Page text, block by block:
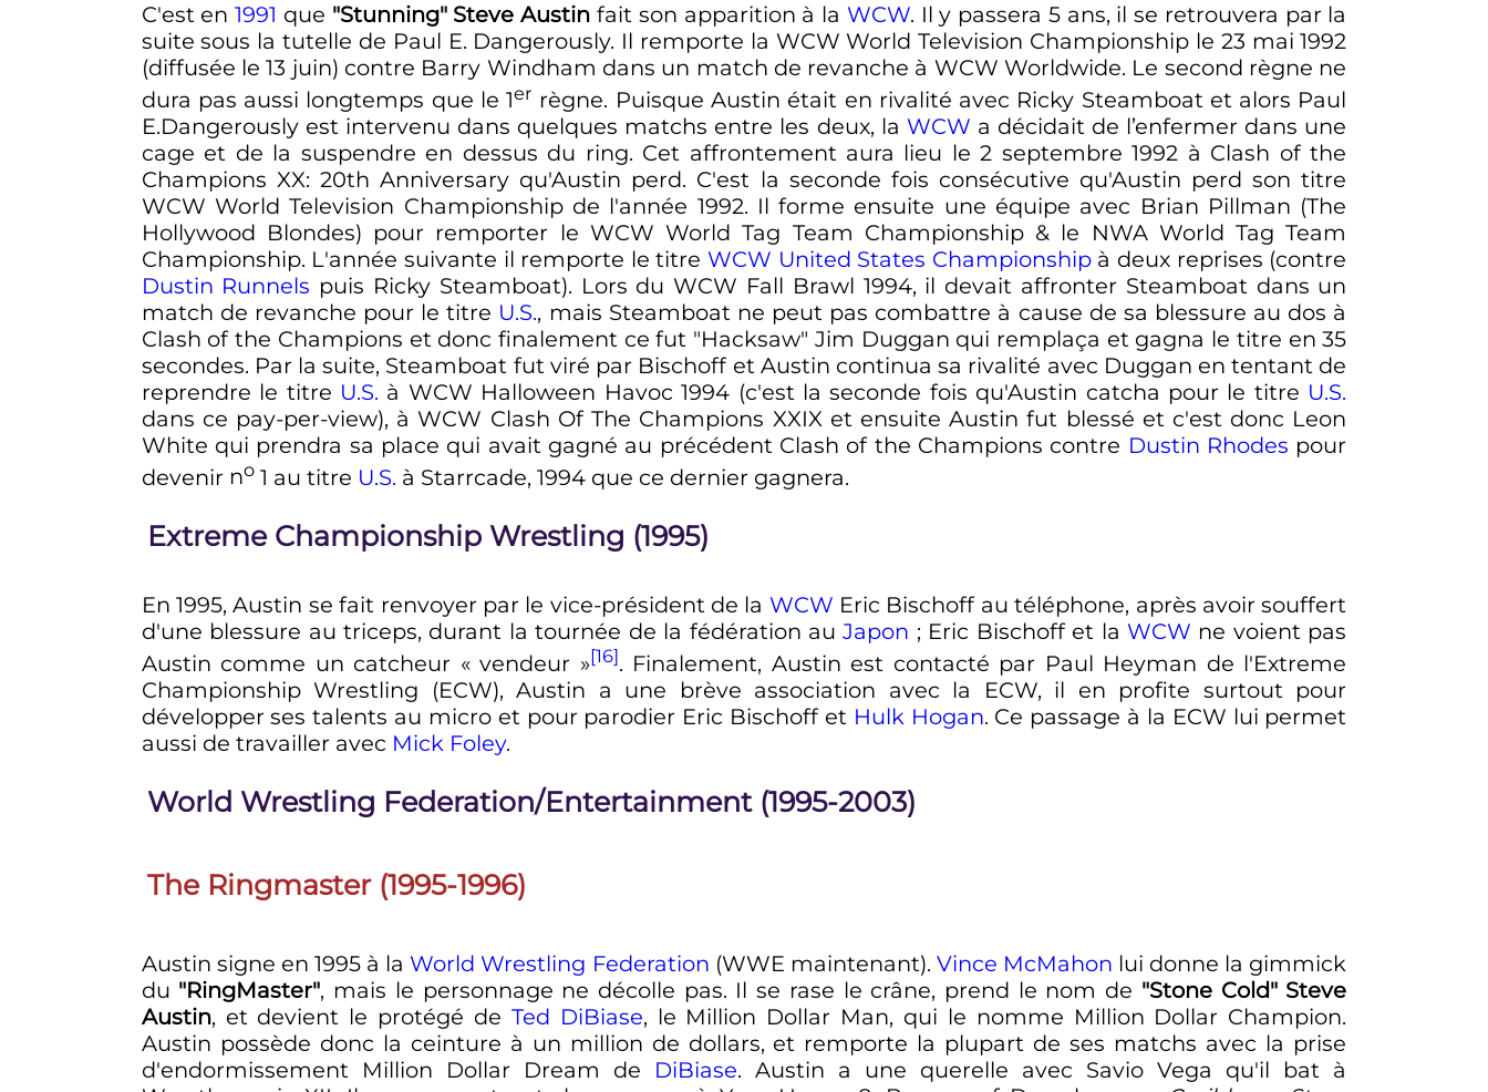
C'est en1991 que "Stunning" Steve Austin fait son apparition à la WCW. Il y passera 5 ans, il se retrouvera par la
suite sous la tutelle de Paul E. Dangerously. Il remporte la WCW World Television Championship le 23 mai 1992
(diffusée le13 juin) contre Barry Windham dans un match de revanche à WCW Worldwide. Le second règne ne
dura pas aussi longtemps que le1er règne. Puisque Austin était en rivalité avec Ricky Steamboat et alors Paul
E.Dangerously est intervenu dans quelques matchs entre les deux, la WCW a décidait de l’enfermer dans une
cage et de la suspendre en dessus du ring. Cet affrontement aura lieu le2 septembre 1992 à Clash of the
Champions XX: 20th Anniversary qu'Austin perd. C'est la seconde fois consécutive qu'Austin perd son titre
WCW World Television Championship de l'année 1992. Il forme ensuite une équipe avec Brian Pillman (The
Hollywood Blondes) pour remporter le WCW World Tag Team Championship & le NWA World Tag Team
Championship. L'année suivante il remporte le titre WCW United States Championshipà deux reprises (contre
Dustin Runnels puis Ricky Steamboat). Lors du WCW Fall Brawl 1994, il devait affronter Steamboat dans un
match de revanche pour le titre U.S., mais Steamboat ne peut pas combattre à cause de sa blessure au dos à
Clash of the Champions et donc finalement ce fut "Hacksaw" Jim Duggan qui remplaça et gagna le titre en 35
secondes. Par la suite, Steamboat fut viré par Bischoff et Austin continua sa rivalité avec Duggan en tentant de
reprendre le titre U.S. à WCW Halloween Havoc 1994 (c'est la seconde fois qu'Austin catcha pour le titre U.S.
dans ce pay-per-view), à WCW Clash Of The Champions XXIX et ensuite Austin fut blessé et c'est donc Leon
White qui prendra sa place qui avait gagné au précédent Clash of the Champions contre Dustin Rhodes pour
devenir no 1 au titre U.S. à Starrcade, 1994 que ce dernier gagnera.
Extreme Championship Wrestling (1995)
En 1995, Austin se fait renvoyer par le vice-président de la WCW Eric Bischoff au téléphone, après avoir souffert
d'une blessure au triceps, durant la tournée de la fédération auJapon ; Eric Bischoff et laWCW ne voient pas
Austin comme un catcheur « vendeur »[16]. Finalement, Austin est contacté par Paul Heyman de l'Extreme
Championship Wrestling (ECW), Austin a une brève association avec la ECW, il en profite surtout pour
développer ses talents au micro et pour parodier Eric Bischoff et Hulk Hogan. Ce passage à la ECW lui permet
aussi de travailler avec Mick Foley.
World Wrestling Federation/Entertainment (1995-2003)
The Ringmaster(1995-1996)
Austin signe en 1995 à laWorld Wrestling Federation (WWE maintenant). Vince McMahon lui donne la gimmick
du "RingMaster", mais le personnage ne décolle pas. Il se rase le crâne, prend le nom de "Stone Cold" Steve
Austin, et devient le protégé de Ted DiBiase, le Million Dollar Man, qui le nomme Million Dollar Champion.
Austin possède donc la ceinture à un million de dollars, et remporte la plupart de ses matchs avec la prise
d'endormissement Million Dollar Dream de DiBiase. Austin a une querelle avec Savio Vega qu'il bat à